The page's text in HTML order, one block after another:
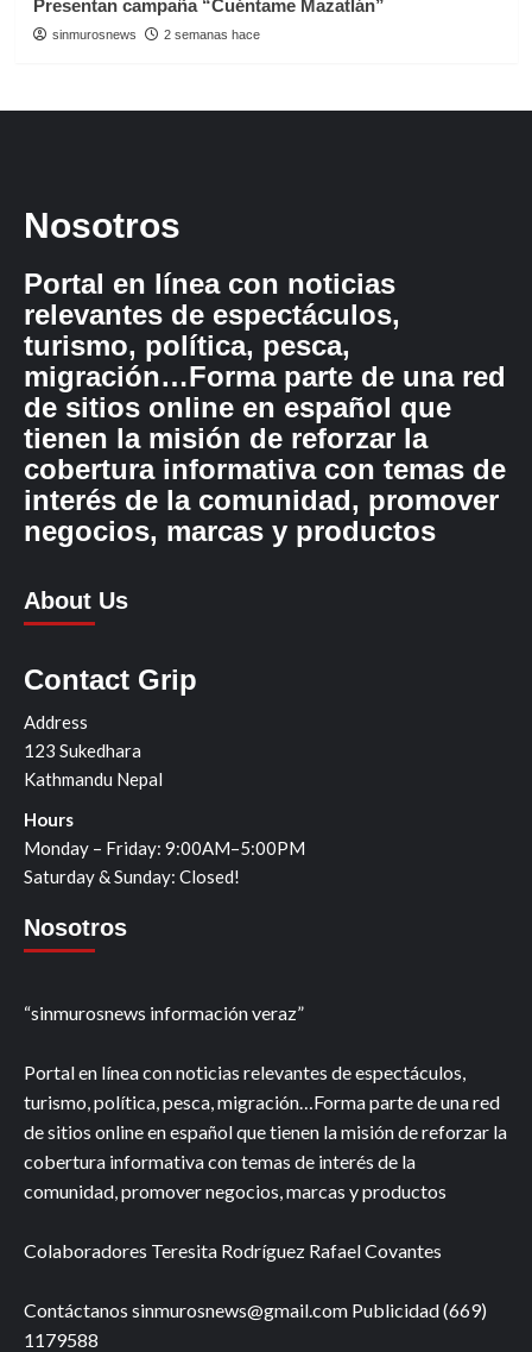
Presentan campaña “Cuéntame Mazatlán”
sinmurosnews 2 semanas hace
Nosotros
Portal en línea con noticias
relevantes de espectáculos,
turismo, política, pesca,
migración…Forma parte de una red
de sitios online en español que
tienen la misión de reforzar la
cobertura informativa con temas de
interés de la comunidad, promover
negocios, marcas y productos
About Us
Contact Grip
Address
123 Sukedhara
Kathmandu Nepal
Hours
Monday – Friday: 9:00AM–5:00PM
Saturday & Sunday: Closed!
Nosotros
“sinmurosnews información veraz”
Portal en línea con noticias relevantes de espectáculos,
turismo, política, pesca, migración…Forma parte de una red
de sitios online en español que tienen la misión de reforzar la
cobertura informativa con temas de interés de la
comunidad, promover negocios, marcas y productos
Colaboradores Teresita Rodríguez Rafael Covantes
Contáctanos sinmurosnews@gmail.com Publicidad (669)
1179588